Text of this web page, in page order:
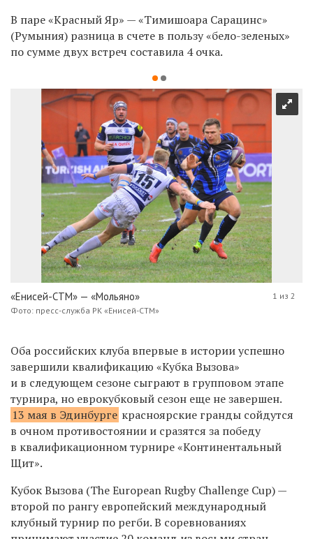
В паре «Красный Яр» — «Тимишоара Сарацинс»
(Румыния) разница в счете в пользу «бело-зеленых»
по сумме двух встреч составила 4 очка.
«Енисей-СТМ» — «Мольяно»
Фото: пресс-служба РК «Енисей-СТМ»
1 из 2
Оба российских клуба впервые в истории успешно
завершили квалификацию «Кубка Вызова»
и в следующем сезоне сыграют в групповом этапе
турнира, но еврокубковый сезон еще не завершен.
13 мая в Эдинбурге красноярские гранды сойдутся
в очном противостоянии и сразятся за победу
в квалификационном турнире «Континентальный
Щит».
Кубок Вызова (The European Rugby Challenge Cup) —
второй по рангу европейский международный
клубный турнир по регби. В соревнованиях